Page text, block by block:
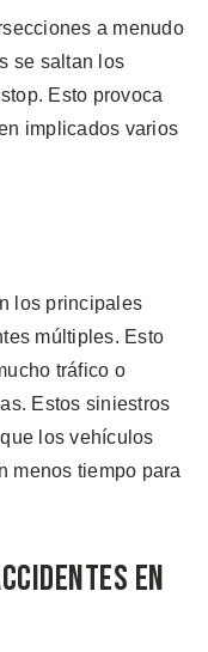
a menudo
se saltan los
Esto provoca
implicados varios
los principales
múltiples. Esto
tráfico o
Estos siniestros
los vehículos
menos tiempo para
en